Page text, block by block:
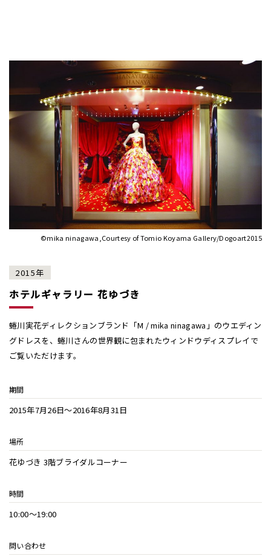
©mika ninagawa,Courtesy of Tomio Koyama Gallery/Dogoart2015
2015年
ホテルギャラリー 花ゆづき
蜷川実花ディレクションブランド「M / mika ninagawa」のウエディン
グドレスを、蜷川さんの世界観に包まれたウィンドウディスプレイで
ご覧いただけます。
期間
2015年7月26日〜2016年8月31日
場所
花ゆづき 3階ブライダルコーナー
時間
10:00〜19:00
問い合わせ